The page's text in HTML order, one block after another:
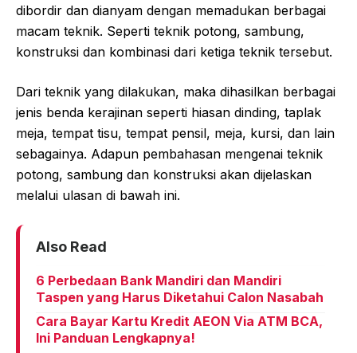
dibordir dan dianyam dengan memadukan berbagai
macam teknik. Seperti teknik potong, sambung,
konstruksi dan kombinasi dari ketiga teknik tersebut.
Dari teknik yang dilakukan, maka dihasilkan berbagai
jenis benda kerajinan seperti hiasan dinding, taplak
meja, tempat tisu, tempat pensil, meja, kursi, dan lain
sebagainya. Adapun pembahasan mengenai teknik
potong, sambung dan konstruksi akan dijelaskan
melalui ulasan di bawah ini.
Also Read
6 Perbedaan Bank Mandiri dan Mandiri
Taspen yang Harus Diketahui Calon Nasabah
Cara Bayar Kartu Kredit AEON Via ATM BCA,
Ini Panduan Lengkapnya!